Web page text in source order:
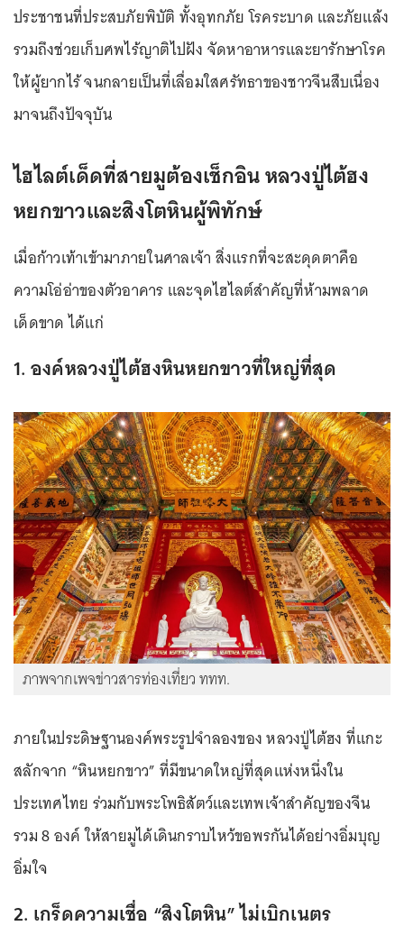
ประชาชนที่ประสบภัยพิบัติ ทั้งอุทกภัย โรคระบาด และภัยแล้ง
รวมถึงช่วยเก็บศพไร้ญาติไปฝัง จัดหาอาหารและยารักษาโรค
ให้ผู้ยากไร้ จนกลายเป็นที่เลื่อมใสศรัทธาของชาวจีนสืบเนื่อง
มาจนถึงปัจจุบัน
ไฮไลต์เด็ดที่สายมูต้องเช็กอิน หลวงปู่ไต้ฮง
หยกขาวและสิงโตหินผู้พิทักษ์
เมื่อก้าวเท้าเข้ามาภายในศาลเจ้า สิ่งแรกที่จะสะดุดตาคือ
ความโอ่อ่าของตัวอาคาร และจุดไฮไลต์สำคัญที่ห้ามพลาด
เด็ดขาด ได้แก่
1. องค์หลวงปู่ไต้ฮงหินหยกขาวที่ใหญ่ที่สุด
ภาพจากเพจข่าวสารท่องเที่ยว ททท.
ภายในประดิษฐานองค์พระรูปจำลองของ หลวงปู่ไต้ฮง ที่แกะ
สลักจาก “หินหยกขาว” ที่มีขนาดใหญ่ที่สุดแห่งหนึ่งใน
ประเทศไทย ร่วมกับพระโพธิสัตว์และเทพเจ้าสำคัญของจีน
รวม 8 องค์ ให้สายมูได้เดินกราบไหว้ขอพรกันได้อย่างอิ่มบุญ
อิ่มใจ
2. เกร็ดความเชื่อ “สิงโตหิน”ไม่เบิกเนตร